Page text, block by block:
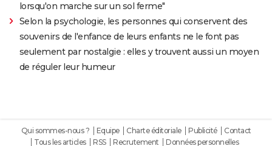
lorsqu'on marche sur un sol ferme"
Selon la psychologie, les personnes qui conservent des
souvenirs de l'enfance de leurs enfants ne le font pas
seulement par nostalgie : elles y trouvent aussi un moyen
de réguler leur humeur
Qui sommes-nous ? Equipe Charte éditoriale Publicité
Contact
Tous les articles
RSS Recrutement Données personnelles